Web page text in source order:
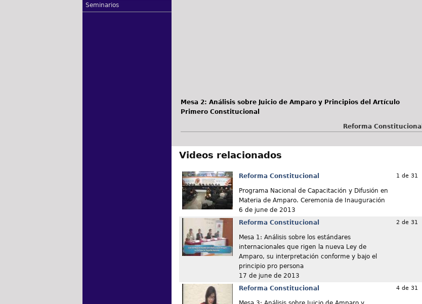
Seminarios
Mesa 2: Análisis sobre Juicio de Amparo y Principios del Artículo
Primero Constitucional
Reforma Constitucional
Videos relacionados
Reforma Constitucional
Programa Nacional de Capacitación y Difusión en
Materia de Amparo. Ceremonia de Inauguración
6 de june de 2013
1 de 31
Reforma Constitucional
Mesa 1: Análisis sobre los estándares
internacionales que rigen la nueva Ley de
Amparo, su interpretación conforme y bajo el
principio pro persona
17 de june de 2013
2 de 31
Reforma Constitucional 4 de 31